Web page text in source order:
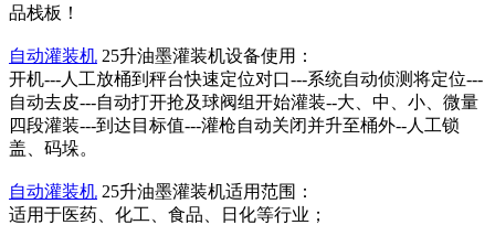
品栈板！
自动灌装机 25升油墨灌装机设备使用：
开机---人工放桶到秤台快速定位对口---系统自动侦测将定位---
自动去皮---自动打开抢及球阀组开始灌装--大、中、小、微量
四段灌装---到达目标值---灌枪自动关闭并升至桶外--人工锁
盖、码垛。
自动灌装机 25升油墨灌装机适用范围：
适用于医药、化工、食品、日化等行业；